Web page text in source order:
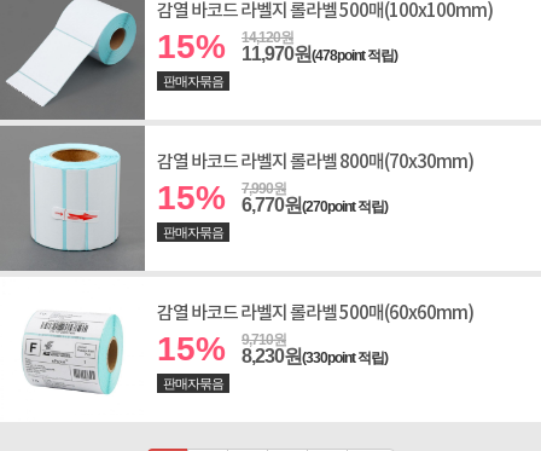
감열 바코드 라벨지 롤라벨 500매(100x100mm)
15% 14,120원
11,970원(478point 적립)
판매자묶음
감열 바코드 라벨지 롤라벨 800매(70x30mm)
15% 7,990원
6,770원(270point 적립)
판매자묶음
감열 바코드 라벨지 롤라벨 500매(60x60mm)
15% 9,710원
8,230원(330point 적립)
판매자묶음